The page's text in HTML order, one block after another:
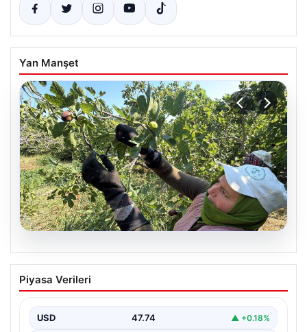
Yan Manşet
08.08.2026
Havran’ın coğrafi işaretli lezzetinde
hasat başladı
Hasat Sezonu Başladı", "content": "Türkiye'nin önemli
tarım…
Piyasa Verileri
USD 47.74 ▲ +0.18%